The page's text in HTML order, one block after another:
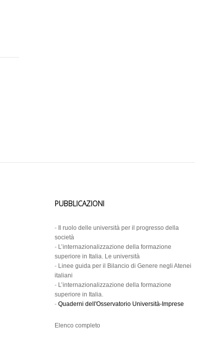
PUBBLICAZIONI
-
Il ruolo delle università per il progresso della
società
- L’internazionalizzazione della formazione
superiore in Italia. Le università
- Linee guida per il Bilancio di Genere negli Atenei
italiani
- L’internazionalizzazione della formazione
superiore in Italia.
- Quaderni dell'Osservatorio Università-Imprese
Elenco completo